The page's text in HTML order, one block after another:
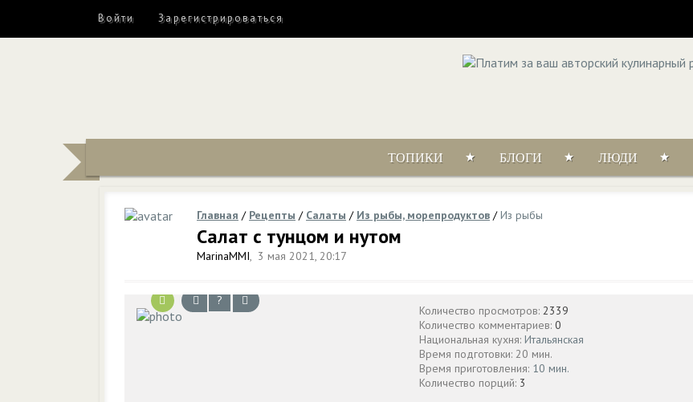
Войти Зарегистрироваться
ТОПИКИ БЛОГИ ЛЮДИ
Главная / Рецепты / Салаты / Из рыбы, морепродуктов /Из рыбы
Салат с тунцом и нутом
MarinaMMI, 3 мая 2021, 20:17
?
Количество просмотров: 2339
Количество комментариев: 0
Национальная кухня: Итальянская
Время подготовки: 20 мин.
Время приготовления: 10 мин.
Количество порций: 3